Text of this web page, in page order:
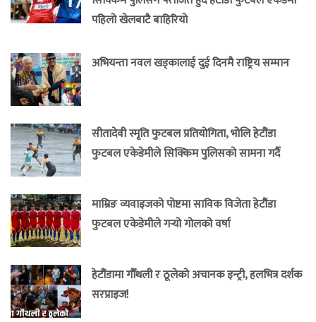
पहिलो खेलबाटै बाहिरियो
अभियन्ता नवल खड्कालाई दुई दिनमै राष्ट्रिय सम्मान
सीतादेवी स्मृति फुटबल प्रतियोगिता, भोलि हेटौंडा
फुटबल एकेडेमीले सिक्किम पुलिसको सामना गर्दै
माम्रिङ व्यवाइजको पोष्टमा साविक विजेता हेटौंडा
फुटबल एकेडेमीले गर्‍यो गोलको वर्षा
हेटौंडामा गौँथली र ठूलेको अचानक इन्ट्री, हलभित्र दर्शक
सरप्राइज!